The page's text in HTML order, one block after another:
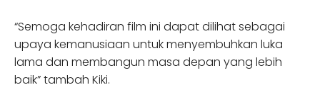
“Semoga kehadiran film ini dapat dilihat sebagai
upaya kemanusiaan untuk menyembuhkan luka
lama dan membangun masa depan yang lebih
baik” tambah Kiki.